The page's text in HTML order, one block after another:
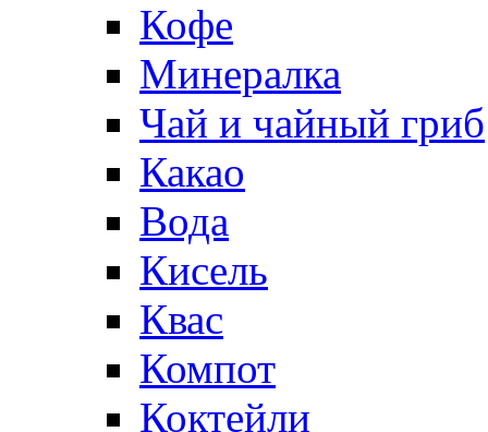
Кофе
Минералка
Чай и чайный гриб
Какао
Вода
Кисель
Квас
Компот
Коктейли